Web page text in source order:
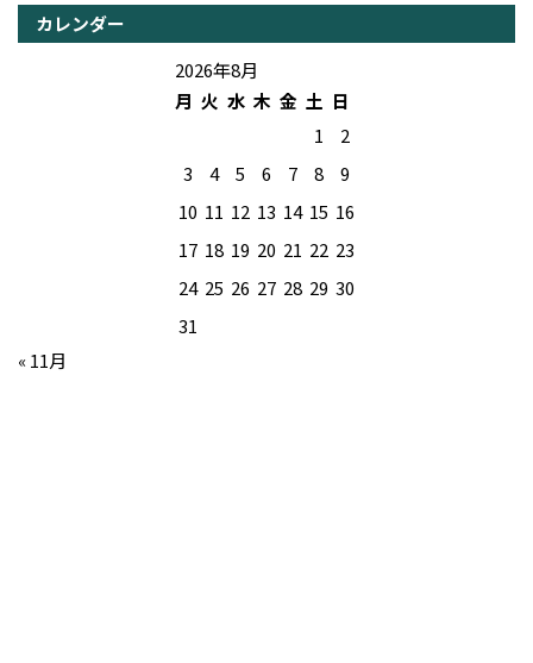
カレンダー
2026年8月
月 火 水 木 金 土 日
1
2
3
4 5 6 7 8
9
10 11 12 13 14 15 16
17 18 19 20 21 22 23
24 25 26 27 28 29 30
31
« 11月